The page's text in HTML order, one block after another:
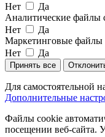
Нет
Да
Аналитические файлы
Нет
Да
Маркетинговые файлы
Нет
Да
Принять все
Для самостоятельной
Дополнительные
Файлы cookie
посещении веб-сайта.